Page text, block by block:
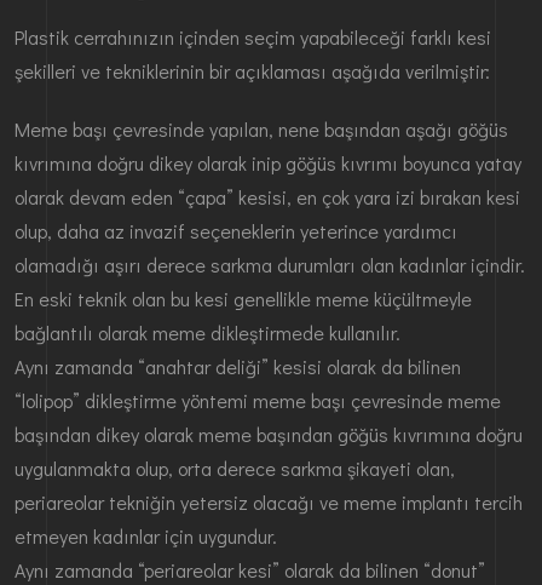
Plastik cerrahınızın içinden seçim yapabileceği farklı kesi
şekilleri ve tekniklerinin bir açıklaması aşağıda verilmiştir:
Meme başı çevresinde yapılan, nene başından aşağı göğüs
kıvrımına doğru dikey olarak inip göğüs kıvrımı boyunca yatay
olarak devam eden “çapa” kesisi, en çok yara izi bırakan kesi
olup, daha az invazif seçeneklerin yeterince yardımcı
olamadığı aşırı derece sarkma durumları olan kadınlar içindir.
En eski teknik olan bu kesi genellikle meme küçültmeyle
bağlantılı olarak meme dikleştirmede kullanılır.
Aynı zamanda “anahtar deliği” kesisi olarak da bilinen
“lolipop” dikleştirme yöntemi meme başı çevresinde meme
başından dikey olarak meme başından göğüs kıvrımına doğru
uygulanmakta olup, orta derece sarkma şikayeti olan,
periareolar tekniğin yetersiz olacağı ve meme implantı tercih
etmeyen kadınlar için uygundur.
Aynı zamanda “periareolar kesi” olarak da bilinen “donut”